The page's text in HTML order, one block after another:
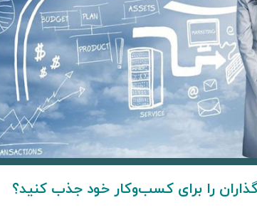
را برای کسب‌وکار خود جذب کنید؟